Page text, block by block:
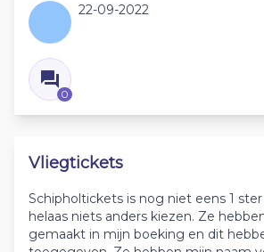
22-09-2022
0
Vliegtickets
Schipholtickets is nog niet eens 1
helaas niets anders kiezen. Ze
gemaakt in mijn boeking en dit